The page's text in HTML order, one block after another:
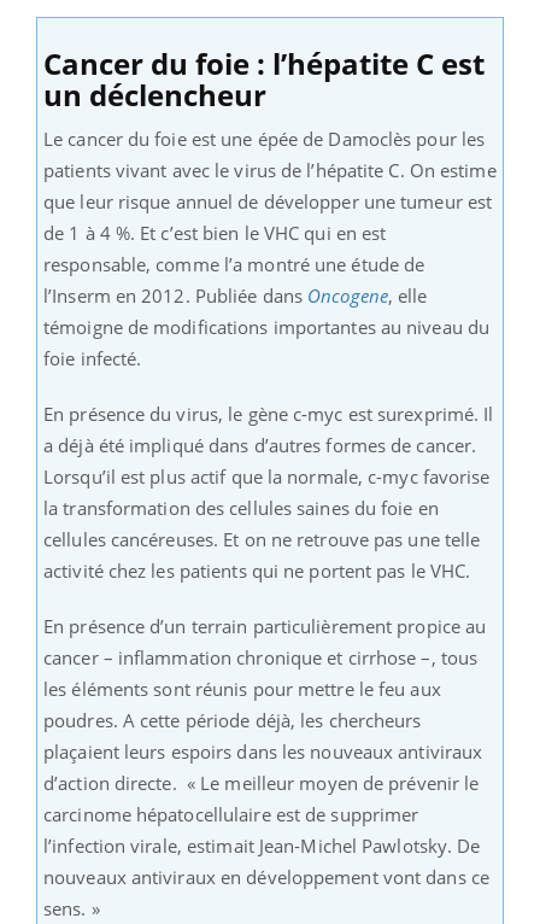
Cancer du foie : l’hépatite C est
un déclencheur
Le cancer du foie est une épée de Damoclès pour les
patients vivant avec le virus de l’hépatite C. On estime
que leur risque annuel de développer une tumeur est
de 1 à 4 %. Et c’est bien le VHC qui en est
responsable, comme l’a montré une étude de
l’Inserm en 2012. Publiée dans Oncogene, elle
témoigne de modifications importantes au niveau du
foie infecté.
En présence du virus, le gène c-myc est surexprimé. Il
a déjà été impliqué dans d’autres formes de cancer.
Lorsqu’il est plus actif que la normale, c-myc favorise
la transformation des cellules saines du foie en
cellules cancéreuses. Et on ne retrouve pas une telle
activité chez les patients qui ne portent pas le VHC.
En présence d’un terrain particulièrement propice au
cancer – inflammation chronique et cirrhose –, tous
les éléments sont réunis pour mettre le feu aux
poudres. A cette période déjà, les chercheurs
plaçaient leurs espoirs dans les nouveaux antiviraux
d’action directe. « Le meilleur moyen de prévenir le
carcinome hépatocellulaire est de supprimer
l’infection virale, estimait Jean-Michel Pawlotsky. De
nouveaux antiviraux en développement vont dans ce
sens. »